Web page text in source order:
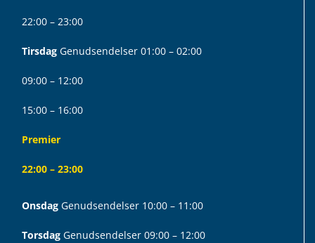
22:00 – 23:00
Tirsdag Genudsendelser 01:00 – 02:00
09:00 – 12:00
15:00 – 16:00
Premier
22:00 – 23:00
Onsdag Genudsendelser 10:00 – 11:00
Torsdag Genudsendelser 09:00 – 12:00